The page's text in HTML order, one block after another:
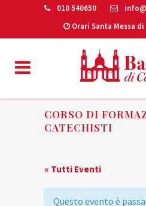
010 540650
Orari Santa Messa
CORSO DI
CATECHISTI
« Tutti Eventi
Questo evento è